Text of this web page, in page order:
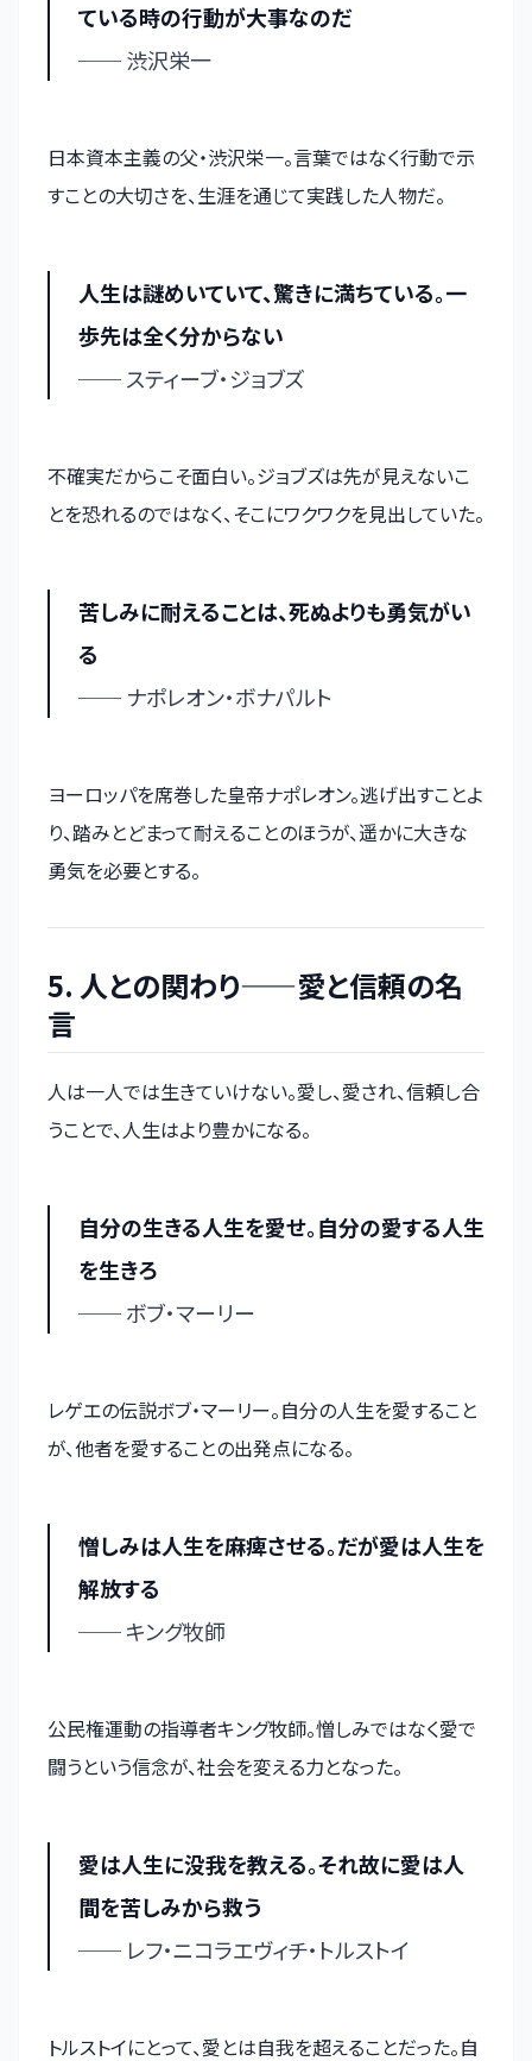
ている時の行動が大事なのだ
── 渋沢栄一
日本資本主義の父・渋沢栄一。言葉ではなく行動で示
すことの大切さを、生涯を通じて実践した人物だ。
人生は謎めいていて、驚きに満ちている。一
歩先は全く分からない
── スティーブ・ジョブズ
不確実だからこそ面白い。ジョブズは先が見えないこ
とを恐れるのではなく、そこにワクワクを見出していた。
苦しみに耐えることは、死ぬよりも勇気がい
る
── ナポレオン・ボナパルト
ヨーロッパを席巻した皇帝ナポレオン。逃げ出すことよ
り、踏みとどまって耐えることのほうが、遥かに大きな
勇気を必要とする。
5. 人との関わり——愛と信頼の名
言
人は一人では生きていけない。愛し、愛され、信頼し合
うことで、人生はより豊かになる。
自分の生きる人生を愛せ。自分の愛する人生
を生きろ
── ボブ・マーリー
レゲエの伝説ボブ・マーリー。自分の人生を愛すること
が、他者を愛することの出発点になる。
憎しみは人生を麻痺させる。だが愛は人生を
解放する
── キング牧師
公民権運動の指導者キング牧師。憎しみではなく愛で
闘うという信念が、社会を変える力となった。
愛は人生に没我を教える。それ故に愛は人
間を苦しみから救う
── レフ・ニコラエヴィチ・トルストイ
トルストイにとって、愛とは自我を超えることだった。自